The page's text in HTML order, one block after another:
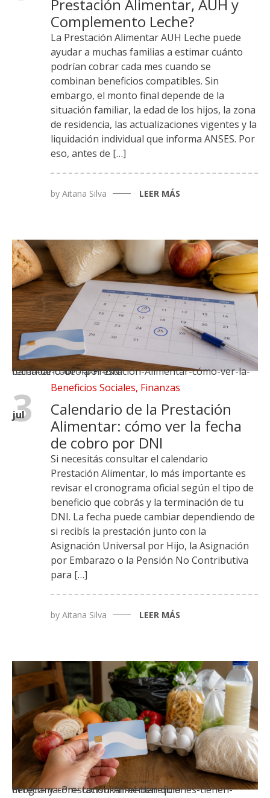
Prestación Alimentar, AUH y
Complemento Leche?
La Prestación Alimentar AUH Leche puede
ayudar a muchas familias a estimar cuánto
podrían cobrar cada mes cuando se
combinan beneficios compatibles. Sin
embargo, el monto final depende de la
situación familiar, la edad de los hijos, la zona
de residencia, las actualizaciones vigentes y la
liquidación individual que informa ANSES. Por
eso, antes de […]
byAitana Silva LEER MÁS
Calendario-de -la-Prestación-Alimentar-cómo-ver-la-fecha-de-cobro-por-DNI
jul
3 Beneficios Sociales, Finanzas
Calendario de la Prestación
Alimentar: cómo ver la fecha
de cobro por DNI
Si necesitás consultar el calendario
Prestación Alimentar, lo más importante es
revisar el cronograma oficial según el tipo de
beneficio que cobrás y la terminación de tu
DNI. La fecha puede cambiar dependiendo de
si recibís la prestación junto con la
Asignación Universal por Hijo, la Asignación
por Embarazo o la Pensión No Contributiva
para […]
byAitana Silva LEER MÁS
Programa-Prestación-Alimentar-quiénes-tienen-derech- y-cóm- consultar-el-beneficio